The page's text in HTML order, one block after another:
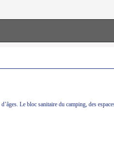
Le bloc sanitaire du camping, des